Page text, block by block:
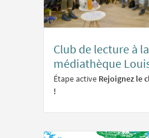
Club de lecture à la
médiathèque
Étape active Rejoignez le
!